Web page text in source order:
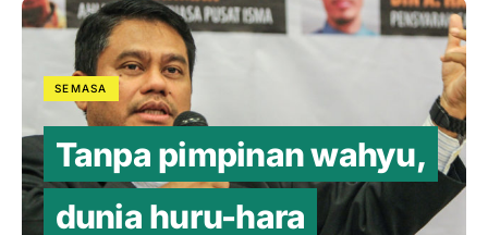
SEMASA
Tanpa pimpinan wahyu,
dunia huru-hara